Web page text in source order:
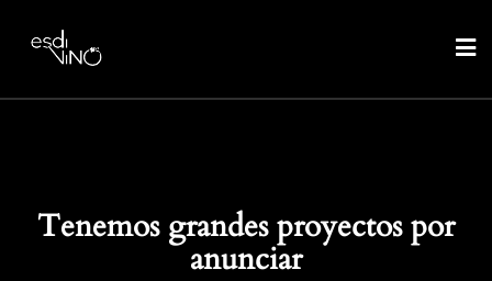
Tenemos grandes proyectos por
anunciar